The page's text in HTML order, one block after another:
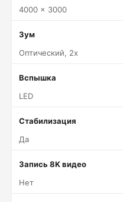
4000 x 3000
Зум
Оптический, 2x
Вспышка
LED
Стабилизация
Да
Запись 8K видео
Нет